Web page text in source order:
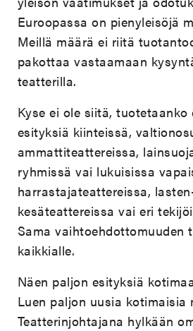
Euroopassa on pienyleisöjä
Meillä määrä ei riitä
pakottaa vastaamaan
teatterilla.
Kyse ei ole siitä, tuotetaanko
esityksiä kiinteissä,
ammattiteattereissa,
ryhmissä vai lukuisissa
harrastajateattereissa,
kesäteattereissa vai eri
Sama vaihtoehdottomuuden
kaikkialle.
Näen paljon esityksiä
Luen paljon uusia kotimaisia
Teatterinjohtajana hylkään